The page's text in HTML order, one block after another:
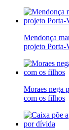
Mendonça
projeto Porta-
Moraes nega
com os filhos